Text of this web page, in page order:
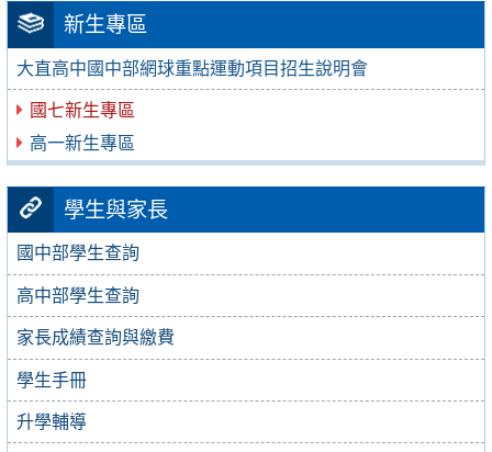
新生專區
大直高中國中部網球重點運動項目招生說明會
國七新生專區
高一新生專區
學生與家長
國中部學生查詢
高中部學生查詢
家長成績查詢與繳費
學生手冊
升學輔導